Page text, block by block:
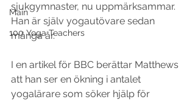
Main
100 Yoga Teachers
sjukgymnaster, nu uppmärksammar.
Han är själv yogautövare sedan
många år.
I en artikel för BBC berättar Matthews
att han ser en ökning i antalet
yogalärare som söker hjälp för